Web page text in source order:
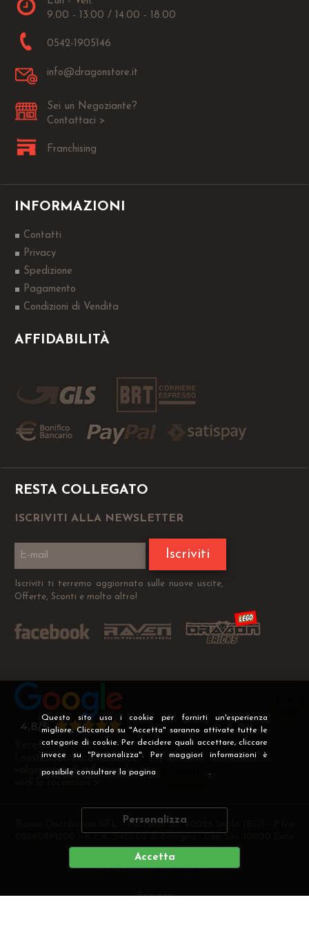
Questo sito usa i cookie per fornirti un'esperienza
migliore. Cliccando su "Accetta" saranno attivate tutte le
categorie di cookie. Per decidere quali accettare, cliccare
invece su "Personalizza". Per maggiori informazioni è
possibile consultare la pagina .
Personalizza
Accetta
9.00 - 13.00 / 14.00 - 18.00
0542-1905146
info@dragonstore.it
Sei un Negoziante?
Contattaci >
Franchising
INFORMAZIONI
Contatti
Privacy
Spedizione
Pagamento
Condizioni di Vendita
AFFIDABILITÀ
RESTA COLLEGATO
ISCRIVITI ALLA NEWSLETTER
Iscriviti
Iscriviti ti terremo aggiornato sulle nuove uscite,
Offerte, Sconti e molto altro!
Recensioni Verificate
I nostri clienti soddisfatti
valgono più di mille parole
Raven Distribution SRL - Via Fanin 30, 40026 Imola (BO) - P.Iva
i.v
DEVELOPERCREATIVE WEB
Privacy